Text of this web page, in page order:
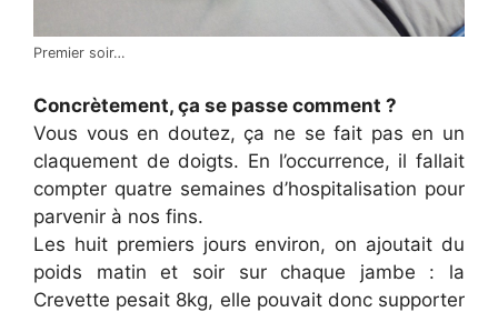
Premier soir…
Concrètement, ça se passe comment ?
Vous vous en doutez, ça ne se fait pas en un
claquement de doigts. En l’occurrence, il fallait
compter quatre semaines d’hospitalisation pour
parvenir à nos fins.
Les huit premiers jours environ, on ajoutait du
poids matin et soir sur chaque jambe : la
Crevette pesait 8kg, elle pouvait donc supporter